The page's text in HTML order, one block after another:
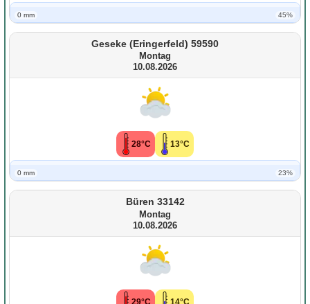
0 mm 45%
Geseke (Eringerfeld) 59590
Montag
10.08.2026
28°C 13°C
0 mm 23%
Büren 33142
Montag
10.08.2026